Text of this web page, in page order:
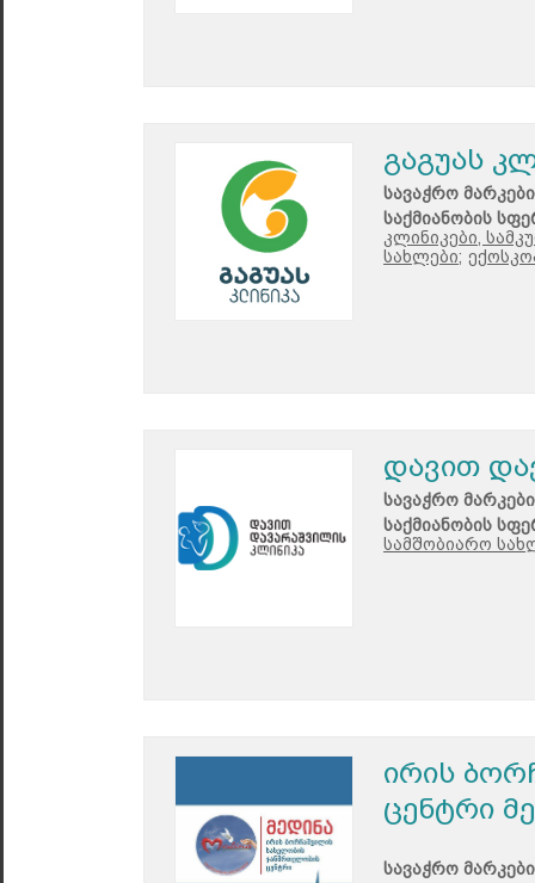
გაგუას
სავაჭრო
საქმიანობის
კლინიკები,
სახლები;
დავით
სავაჭრო
საქმიანობის
სამშობიარო
ირის
ცენტრი
სავაჭრო